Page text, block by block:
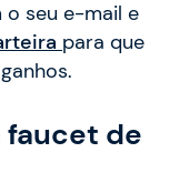
seu e-mail e
para que
faucet de